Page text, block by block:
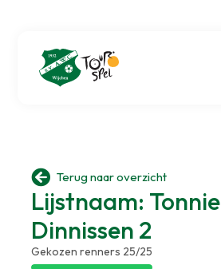
 Terug naar overzicht
Lijstnaam: Tonnie
Dinnissen 2
Gekozen renners 25/25